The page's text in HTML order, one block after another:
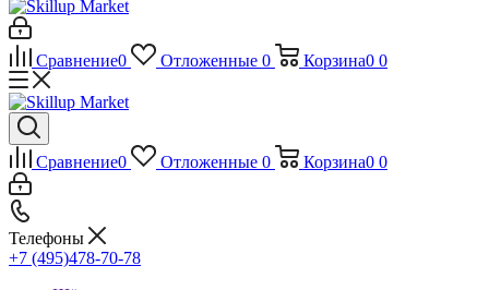
Сравнение0 Отложенные 0 Корзина0 0
Сравнение0 Отложенные 0 Корзина0 0
Телефоны
+7 (495)478-70-78